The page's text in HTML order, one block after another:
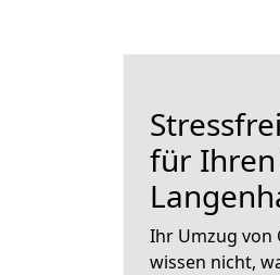
für Ihren
Ihr Umzug von
wissen nicht,